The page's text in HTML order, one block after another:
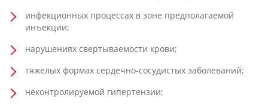
инфекционных процессах в зоне предполагаемой
инъекции;
нарушениях свертываемости крови;
тяжелых формах сердечно-сосудистых заболеваний;
неконтролируемой гипертензии;